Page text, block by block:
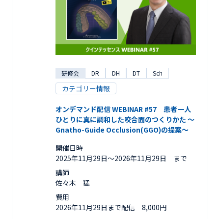
研修会 DR DH DT Sch
カテゴリー情報
オンデマンド配信 WEBINAR #57 患者一人
ひとりに真に調和した咬合面のつくりかた ～
Gnatho-Guide Occlusion(GGO)の提案～
開催日時
2025年11月29日〜2026年11月29日 まで
講師
佐々木 猛
費用
2026年11月29日まで配信 8,000円